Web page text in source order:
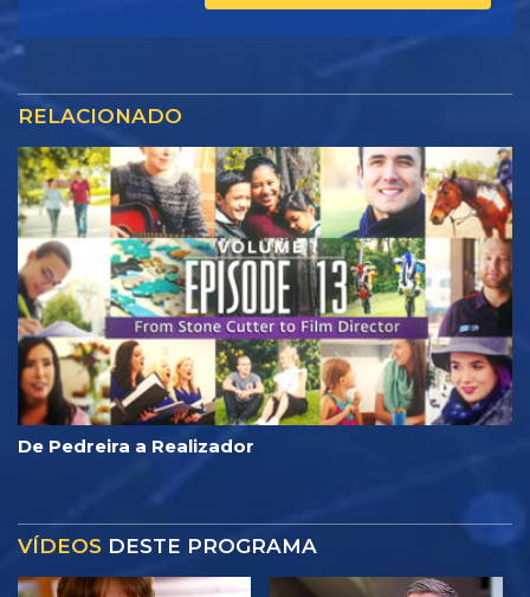
RELACIONADO
De Pedreira a Realizador
VÍDEOS DESTE PROGRAMA